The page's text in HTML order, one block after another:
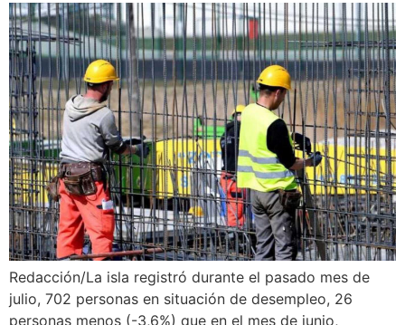
Redacción/La isla registró durante el pasado mes de
julio, 702 personas en situación de desempleo, 26
personas menos (-3,6%) que en el mes de junio,